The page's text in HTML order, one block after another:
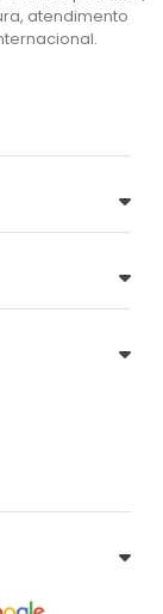
atendimento